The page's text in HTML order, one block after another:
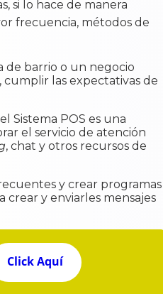
si lo hace de manera
frecuencia, métodos de
de barrio o un negocio
las expectativas de
Sistema POS es una
el servicio de atención
, chat y otros recursos de
y crear programas
y enviarles mensajes
Click Aquí